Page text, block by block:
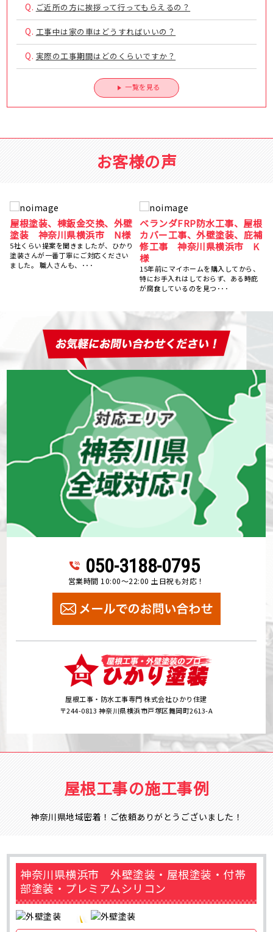
Q. ご近所の方に挨拶って行ってもらえるの？
Q. 工事中は家の車はどうすればいいの？
Q. 実際の工事期間はどのくらいですか？
一覧を見る
お客様の声
屋根葺き替え工事 瓦屋根か
ら金属屋根へ 雨漏り修理
神奈川県横浜市 S様
台風のあと、雨の日に雨漏りして、ホ
ームページで探して電話しました。 見
屋根塗装、棟鈑金交換、外壁
塗装 神奈川県横浜市 N様
5社くらい提案を聞きましたが、ひかり
塗装さんが一番丁寧にご対応ください
ました。 職人さんも、･･･
050-3188-0795
営業時間 10:00～22:00 土日祝も対応！
屋根工事・防水工事専門 株式会社ひかり住建
〒244-0813 神奈川県横浜市戸塚区舞岡町2613-A
屋根工事の施工事例
神奈川県地域密着！ご依頼ありがとうございました！
神奈川県横浜市 外壁塗装・屋根塗装・付帯
部塗装・プレミアムシリコン